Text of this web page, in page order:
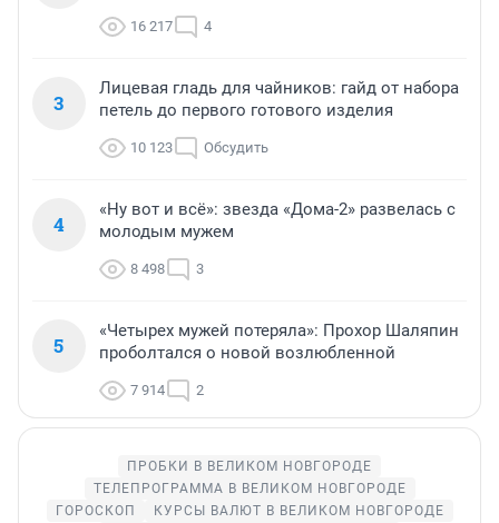
16 217 4
3
Лицевая гладь для чайников: гайд от набора
петель до первого готового изделия
10 123 Обсудить
4
«Ну вот и всё»: звезда «Дома-2» развелась с
молодым мужем
8 498 3
5
«Четырех мужей потеряла»: Прохор Шаляпин
проболтался о новой возлюбленной
7 914 2
ПРОБКИ В ВЕЛИКОМ НОВГОРОДЕ
ТЕЛЕПРОГРАММА В ВЕЛИКОМ НОВГОРОДЕ
ГОРОСКОП
КУРСЫ ВАЛЮТ В ВЕЛИКОМ НОВГОРОДЕ